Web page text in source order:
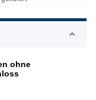
ohne